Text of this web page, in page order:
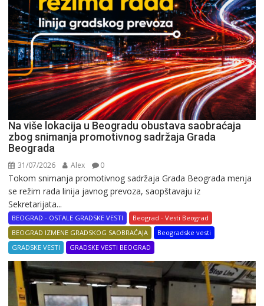
Na više lokacija u Beogradu obustava saobraćaja
zbog snimanja promotivnog sadržaja Grada
Beograda
31/07/2026 Alex 0
Tokom snimanja promotivnog sadržaja Grada Beograda menja
se režim rada linija javnog prevoza, saopštavaju iz
Sekretarijata...
BEOGRAD - OSTALE GRADSKE VESTI
Beograd - Vesti Beograd
BEOGRAD IZMENE GRADSKOG SAOBRAĆAJA
Beogradske vesti
GRADSKE VESTI
GRADSKE VESTI BEOGRAD